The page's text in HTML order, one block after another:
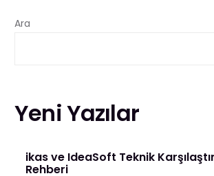
Ara
Yeni Yazılar
ikas ve IdeaSoft Teknik
Rehberi